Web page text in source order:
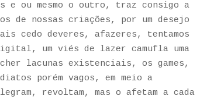
e ou mesmo o outro, traz consigo a
de nossas criações, por um desejo
cedo deveres, afazeres, tentamos
um viés de lazer camufla uma
lacunas existenciais, os games,
porém vagos, em meio a
revoltam, mas o afetam a cada